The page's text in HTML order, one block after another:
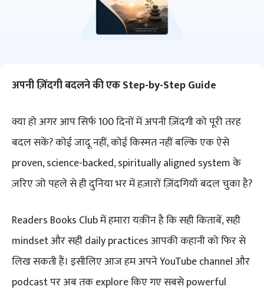
अपनी ज़िंदगी बदलने की एक Step-by-Step Guide
क्या हो अगर आप सिर्फ 100 दिनों में अपनी ज़िंदगी को पूरी तरह
बदल सकें? कोई जादू नहीं, कोई किस्मत नहीं बल्कि एक ऐसे
proven, science-backed, spiritually aligned system के
ज़रिए जो पहले से ही दुनिया भर में हज़ारों ज़िंदगियाँ बदल चुका है?
Readers Books Club में हमारा यक़ीन है कि सही किताबें, सही
mindset और सही daily practices आपकी कहानी को फिर से
लिख सकती हैं। इसीलिए आज हम अपने YouTube channel और
podcast पर अब तक explore किए गए सबसे powerful